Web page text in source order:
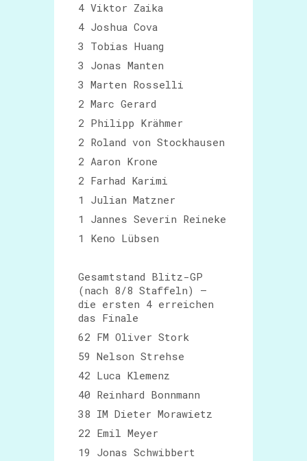
4 Viktor Zaika
4 Joshua Cova
3 Tobias Huang
3 Jonas Manten
3 Marten Rosselli
2 Marc Gerard
2 Philipp Krähmer
2 Roland von Stockhausen
2 Aaron Krone
2 Farhad Karimi
1 Julian Matzner
1 Jannes Severin Reineke
1 Keno Lübsen
Gesamtstand Blitz-GP
(nach 8/8 Staffeln) –
die ersten 4 erreichen
das Finale
62 FM Oliver Stork
59 Nelson Strehse
42 Luca Klemenz
40 Reinhard Bonnmann
38 IM Dieter Morawietz
22 Emil Meyer
19 Jonas Schwibbert